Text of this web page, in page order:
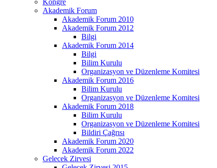
Kongre
Akademik Forum
Akademik Forum 2010
Akademik Forum 2012
Bilgi
Akademik Forum 2014
Bilgi
Bilim Kurulu
Organizasyon ve Düzenleme Komitesi
Akademik Forum 2016
Bilim Kurulu
Organizasyon ve Düzenleme Komitesi
Akademik Forum 2018
Bilim Kurulu
Organizasyon ve Düzenleme Komitesi
Bildiri Çağrısı
Akademik Forum 2020
Akademik Forum 2022
Gelecek Zirvesi